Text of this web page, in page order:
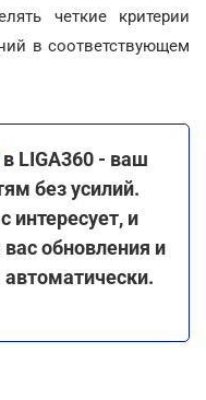
четкие критерии
в соответствующем
в LIGA360 - ваш
без усилий.
интересует, и
обновления и